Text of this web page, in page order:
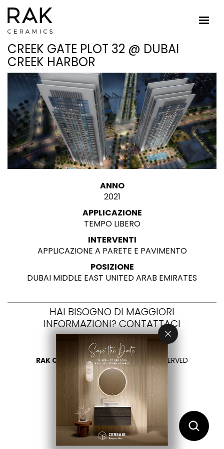
CREEK GATE PLOT 32 @ DUBAI
CREEK HARBOR
ANNO
2021
APPLICAZIONE
TEMPO LIBERO
INTERVENTI
APPLICAZIONE A PARETE E PAVIMENTO
POSIZIONE
DUBAI MIDDLE EAST UNITED ARAB EMIRATES
HAI BISOGNO DI MAGGIORI
INFORMAZIONI? CONTATTACI
RAK CERAMICS 2026- ALL RIGHTS RESERVED
PRIVACY
CONTATTACI
SELEZIONA UN PAESE
IT
EN